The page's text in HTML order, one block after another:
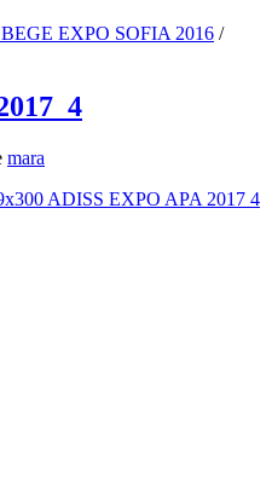
EXPO SOFIA 2016 /
mara